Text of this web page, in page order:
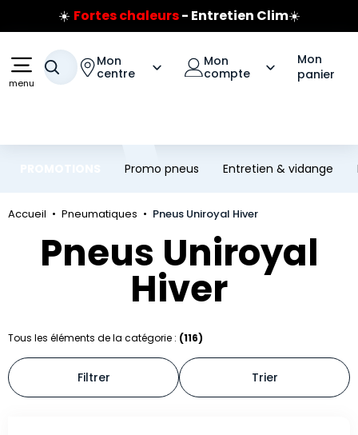
Aller au contenu principal
Aller à la navigation
- Entretien Clim
Prix coûtant pneus Bridgestone
Jusqu'à 120€ remboursés
sur les pneus Bridgestone
menu
Votre recherche
Mon
centre
Mon
compte
Mon
panier
Promo pneus Entretien & vidange
Accueil Pneumatiques Pneus Uniroyal Hiver
Pneus Uniroyal
Hiver
Tous les éléments de la catégorie : (116)
Filtrer Trier